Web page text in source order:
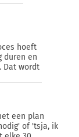
hoeft
duren en
Dat wordt
een plan
of 'tsja, ik